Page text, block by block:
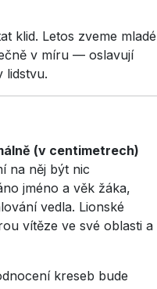
klid. Letos zveme mladé
v míru — oslavují
lidstvu.
(v centimetrech)
na něj být nic
jméno a věk žáka,
vedla. Lionské
vítěze ve své oblasti a
kreseb bude